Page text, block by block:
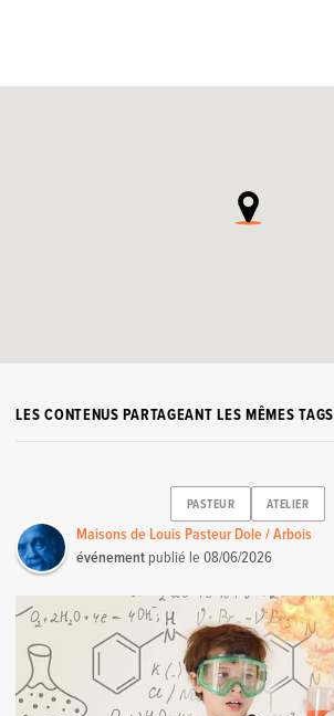
LES CONTENUS PARTAGEANT LES MÊMES TAGS
PASTEUR ATELIER
Maisons de Louis Pasteur Dole / Arbois
événement publié le08/06/2026